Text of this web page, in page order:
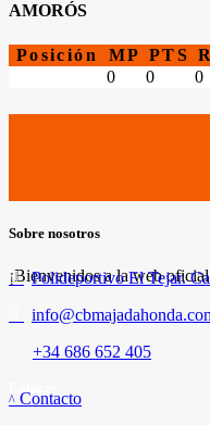
AMORÓS
Posición MP PTS
0
0 0
Sobre nosotros
¡Bienvenidos a la web
Polideportivo El Tejar.
+34 686 652 405
Contacto